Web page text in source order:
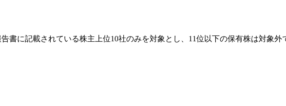
書に記載されている株主上位10社のみを対象とし、11位以下の保有株は対象